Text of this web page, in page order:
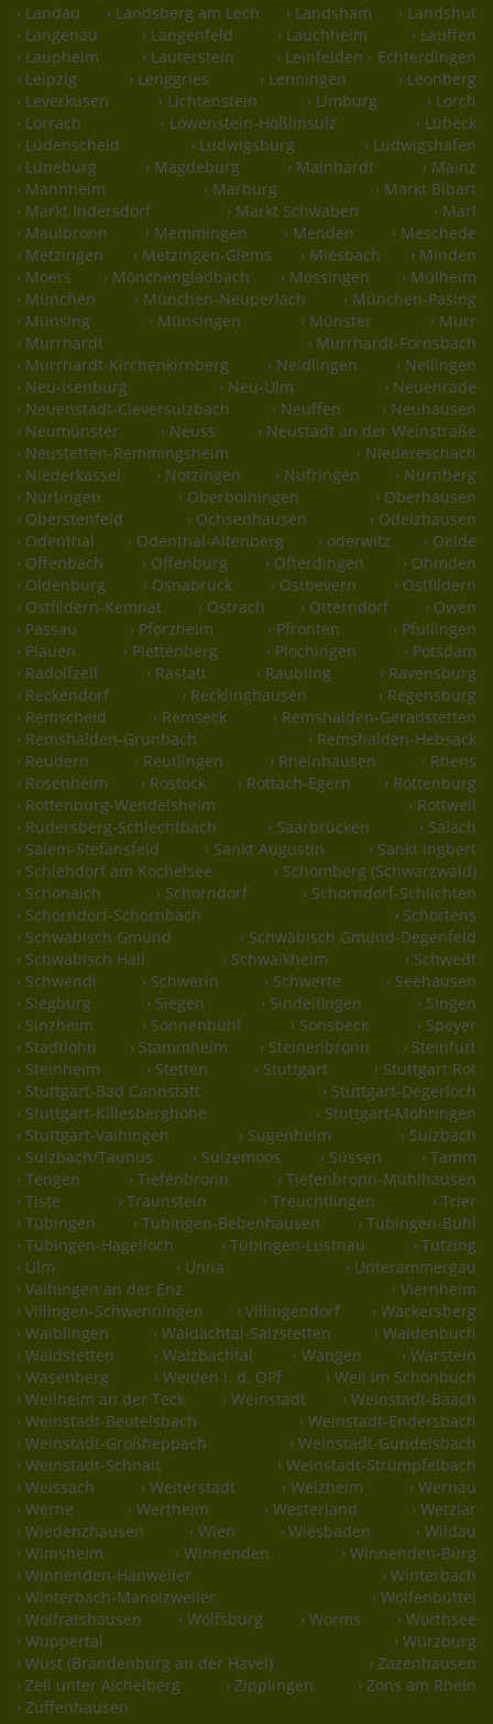
› Landau
› Landsberg am Lech › Landsham
› Landshut
› Langenau
› Langenfeld › Lauchheim
› Lauffen
› Laupheim
› Lauterstein
› Leinfelden - Echterdingen
› Leipzig
› Lenggries › Lenningen
› Leonberg
› Leverkusen
› Lichtenstein › Limburg
› Lorch
› Lörrach
› Löwenstein-Hößlinsulz
› Lübeck
› Lüdenscheid
› Ludwigsburg
› Ludwigshafen
› Lüneburg
› Magdeburg › Mainhardt
› Mainz
› Mannheim
› Marburg
› Markt Bibart
› Markt Indersdorf
› Markt Schwaben
› Marl
› Maulbronn
› Memmingen › Menden
› Meschede
› Metzingen
› Metzingen-Glems › Miesbach
› Minden
› Moers
› Mönchengladbach › Mössingen
› Mülheim
› München
› München-Neuperlach
› München-Pasing
› Münsing
› Münsingen › Münster
› Murr
› Murrhardt
› Murrhardt-Fornsbach
› Murrhardt-Kirchenkirnberg
› Neidlingen
› Nellingen
› Neu-Isenburg
› Neu-Ulm
› Neuenrade
› Neuenstadt-Cleversulzbach
› Neuffen
› Neuhausen
› Neumünster
› Neuss
› Neustadt an der Weinstraße
› Neustetten-Remmingsheim
› Niedereschach
› Niederkassel
› Notzingen › Nufringen
› Nürnberg
› Nürtingen
› Oberboihingen
› Oberhausen
› Oberstenfeld
› Ochsenhausen
› Odelzhausen
› Odenthal
› Odenthal-Altenberg › oderwitz
› Oelde
› Offenbach
› Offenburg › Ofterdingen
› Ohmden
› Oldenburg
› Osnabrück › Ostbevern
› Ostfildern
› Ostfildern-Kemnat
› Ostrach › Otterndorf
› Owen
› Passau
› Pforzheim › Pfronten
› Pfullingen
› Plauen
› Plettenberg › Plochingen
› Potsdam
› Radolfzell
› Rastatt › Raubling
› Ravensburg
› Reckendorf
› Recklinghausen
› Regensburg
› Remscheid
› Remseck
› Remshalden-Geradstetten
› Remshalden-Grunbach
› Remshalden-Hebsack
› Reudern
› Reutlingen › Rheinhausen
› Rhens
› Rosenheim
› Rostock › Rottach-Egern
› Rottenburg
› Rottenburg-Wendelsheim
› Rottweil
› Rudersberg-Schlechtbach
› Saarbrücken
› Salach
› Salem-Stefansfeld
› Sankt Augustin
› Sankt Ingbert
› Schlehdorf am Kochelsee
› Schömberg (Schwarzwald)
› Schönaich
› Schorndorf
› Schorndorf-Schlichten
› Schorndorf-Schornbach
› Schortens
› Schwäbisch Gmünd
› Schwäbisch Gmünd-Degenfeld
› Schwäbisch Hall
› Schwaikheim
› Schwedt
› Schwendi
› Schwerin › Schwerte
› Seehausen
› Siegburg
› Siegen › Sindelfingen
› Singen
› Sinzheim
› Sonnenbühl › Sonsbeck
› Speyer
› Stadtlohn
› Stammheim › Steinenbronn
› Steinfurt
› Steinheim
› Stetten › Stuttgart
› Stuttgart Rot
› Stuttgart-Bad Cannstatt
› Stuttgart-Degerloch
› Stuttgart-Killesberghöhe
› Stuttgart-Möhringen
› Stuttgart-Vaihingen
› Sugenheim
› Sulzbach
› Sulzbach/Taunus
› Sulzemoos › Süssen
› Tamm
› Tengen
› Tiefenbronn
› Tiefenbronn-Mühlhausen
› Tiste
› Traunstein › Treuchtlingen
› Trier
› Tübingen
› Tübingen-Bebenhausen
› Tübingen-Bühl
› Tübingen-Hagelloch
› Tübingen-Lustnau
› Tutzing
› Ulm
› Unna
› Unterammergau
› Vaihingen an der Enz
› Viernheim
› Villingen-Schwenningen
› Villingendorf
› Wackersberg
› Waiblingen
› Waldachtal-Salzstetten
› Waldenbuch
› Waldstetten
› Walzbachtal › Wangen
› Warstein
› Wasenberg
› Weiden i. d. OPf
› Weil im Schönbuch
› Weilheim an der Teck
› Weinstadt
› Weinstadt-Baach
› Weinstadt-Beutelsbach
› Weinstadt-Endersbach
› Weinstadt-Großheppach
› Weinstadt-Gundelsbach
› Weinstadt-Schnait
› Weinstadt-Strümpfelbach
› Weissach
› Weiterstadt › Welzheim
› Wernau
› Werne
› Wertheim › Westerland
› Wetzlar
› Wiedenzhausen
› Wien › Wiesbaden
› Wildau
› Wimsheim
› Winnenden
› Winnenden-Bürg
› Winnenden-Hanweiler
› Winterbach
› Winterbach-Manolzweiler
› Wolfenbüttel
› Wolfratshausen
› Wolfsburg › Worms
› Wörthsee
› Wuppertal
› Würzburg
› Wust (Brandenburg an der Havel)
› Zazenhausen
› Zell unter Aichelberg
› Zipplingen
› Zons am Rhein
› Zuffenhausen